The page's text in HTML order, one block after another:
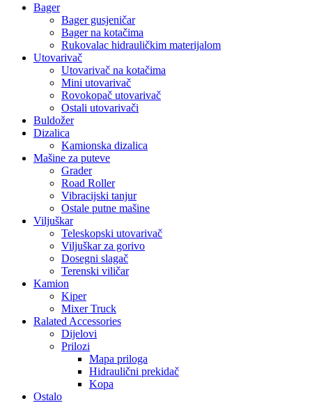
Bager
Bager gusjeničar
Bager na kotačima
Rukovalac hidrauličkim materijalom
Utovarivač
Utovarivač na kotačima
Mini utovarivač
Rovokopač utovarivač
Ostali utovarivači
Buldožer
Dizalica
Kamionska dizalica
Mašine za puteve
Grader
Road Roller
Vibracijski tanjur
Ostale putne mašine
Viljuškar
Teleskopski utovarivač
Viljuškar za gorivo
Dosegni slagač
Terenski viličar
Kamion
Kiper
Mixer Truck
Ralated Accessories
Dijelovi
Prilozi
Mapa priloga
Hidraulični prekidač
Kopa
Ostalo